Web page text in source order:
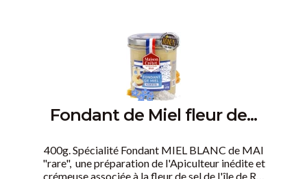
Fondant de Miel fleur de...
400g. Spécialité Fondant MIEL BLANC de MAI
"rare", une préparation de l'Apiculteur inédite et
crémeuse associée à la fleur de sel de l'île de Ré,